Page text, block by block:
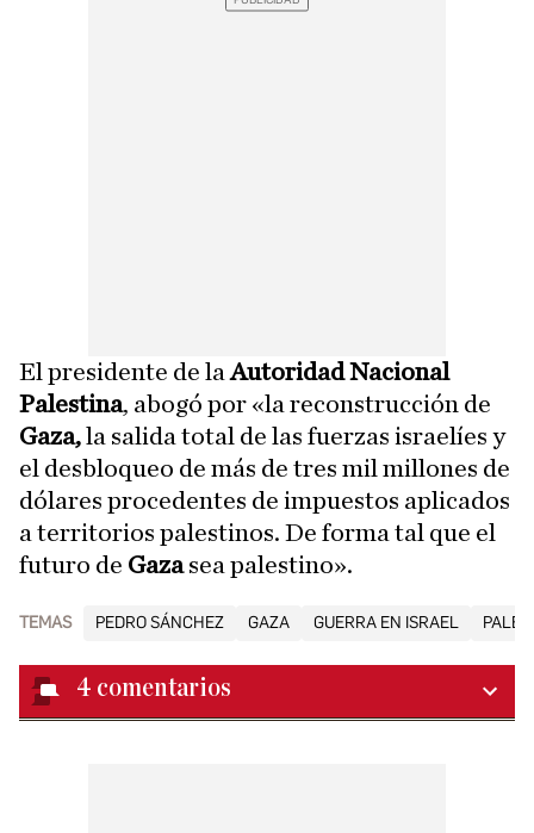
El presidente de la Autoridad Nacional
Palestina, abogó por «la reconstrucción de
Gaza,la salida total de las fuerzas israelíes y
el desbloqueo de más de tres mil millones de
dólares procedentes de impuestos aplicados
a territorios palestinos. De forma tal que el
futuro de Gazasea palestino».
TEMAS PEDRO SÁNCHEZ GAZA GUERRA EN ISRAEL
4 comentarios